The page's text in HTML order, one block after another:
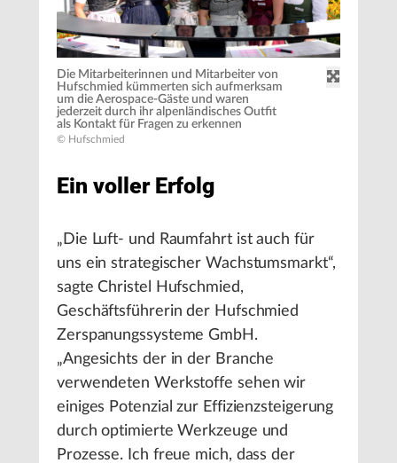
Die Mitarbeiterinnen und Mitarbeiter von
Hufschmied kümmerten sich aufmerksam
um die Aerospace-Gäste und waren
jederzeit durch ihr alpenländisches Outfit
als Kontakt für Fragen zu erkennen
© Hufschmied
Ein voller Erfolg
„Die Luft- und Raumfahrt ist auch für
uns ein strategischer Wachstumsmarkt“,
sagte Christel Hufschmied,
Geschäftsführerin der Hufschmied
Zerspanungssysteme GmbH.
„Angesichts der in der Branche
verwendeten Werkstoffe sehen wir
einiges Potenzial zur Effizienzsteigerung
durch optimierte Werkzeuge und
Prozesse. Ich freue mich, dass der